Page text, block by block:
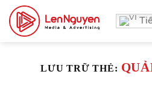
qua
LƯU TRỮ THẺ: